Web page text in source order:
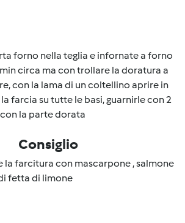
forno nella teglia e infornate a forno
circa ma con trollare la doratura a
con la lama di un coltellino aprire in
farcia su tutte le basi, guarnirle con 2
la parte dorata
Consiglio
la farcitura con mascarpone , salmone
fetta di limone